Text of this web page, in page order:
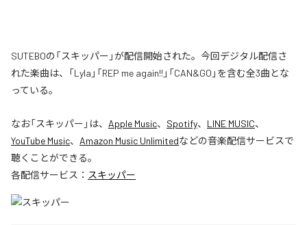
SUTEBOの「スキッパー」が配信開始された。今回デジタル配信さ
れた楽曲は、「Lyla」「REP me again!!」「CAN&GO」を含む全3曲とな
っている。
なお「スキッパー 」は、 Apple Music、 Spotify、 LINE MUSIC、
YouTube Music、 Amazon Music Unlimitedなどの音楽配信サービスで
聴くことができる。
各配信サービス： スキッパー